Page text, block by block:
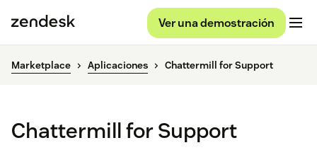
Ver una demostración
Marketplace Aplicaciones Chattermill for Support
Chattermill for Support